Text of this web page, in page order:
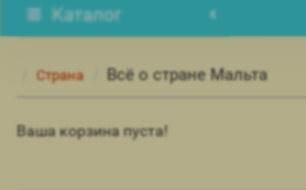
Каталог
Страна Всё о стране Мальта
Ваша корзина пуста!